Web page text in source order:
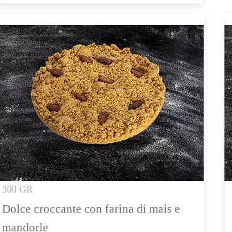
SBRISOLONA
300 GR
Dolce croccante con farina di mais e
mandorle